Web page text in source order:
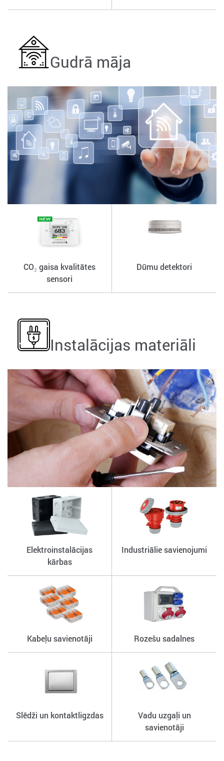
Gudrā māja
CO₂ gaisa kvalitātes
sensori
Dūmu detektori
Instalācijas materiāli
Elektroinstalācijas
kārbas
Industriālie savienojumi
Kabeļu savienotāji Rozešu sadalnes
Slēdži un kontaktligzdas
Vadu uzgaļi un
savienotāji